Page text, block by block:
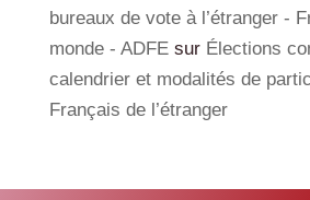
bureaux de vote à l’étranger -
monde - ADFEsur Élections
calendrier et modalités de
Français de l’étranger